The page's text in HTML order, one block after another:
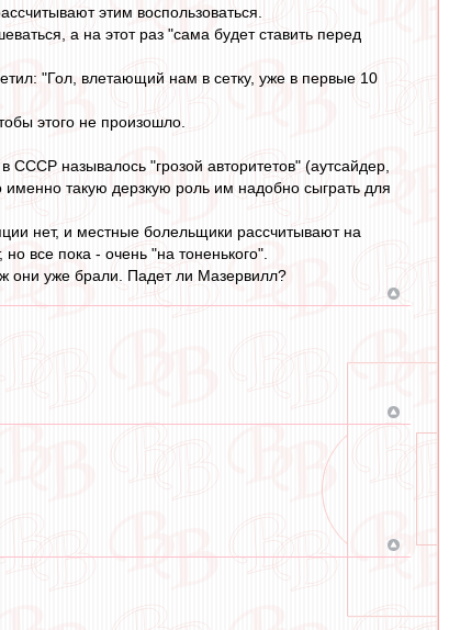
этим воспользоваться.
а на этот раз "сама будет ставить перед
"Гол, влетающий нам в сетку, уже в первые 10
этого не произошло.
СССР называлось "грозой авторитетов" (аутсайдер,
такую дерзкую роль им надобно сыграть для
нет, и местные болельщики рассчитывают на
все пока - очень "на тоненького".
они уже брали. Падет ли Мазервилл?